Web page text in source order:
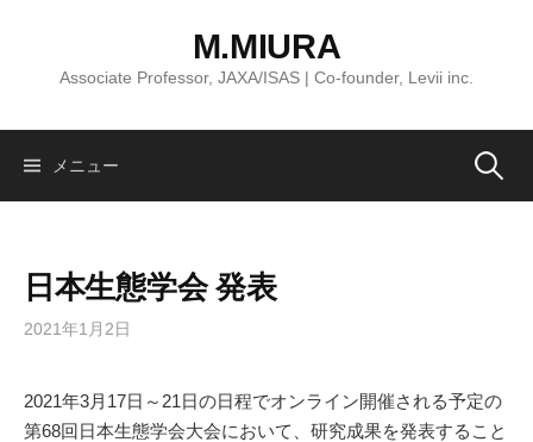
ツ
M.MIURA
Associate Professor, JAXA/ISAS | Co-founder, Levii inc.
メニュー 検
日本生態学会 発表
2021年1月2日
2021年3月17日～21日の日程でオンライン開催される予定の
第68回日本生態学会大会において、研究成果を発表すること